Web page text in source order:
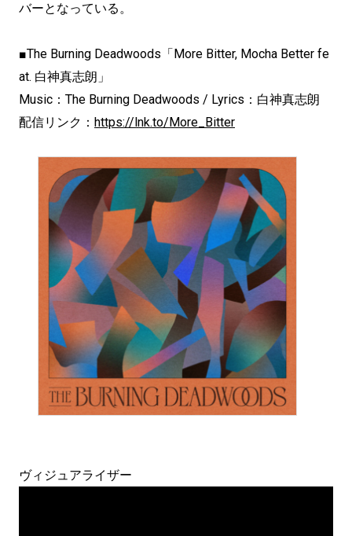
バーとなっている。
■The Burning Deadwoods「More Bitter, Mocha Better fe
at. 白神真志朗」
Music：The Burning Deadwoods / Lyrics：白神真志朗
配信リンク： https://lnk.to/More_Bitter
ヴィジュアライザー